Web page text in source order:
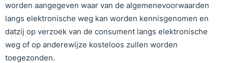
worden aangegeven waar van de algemenevoorwaarden
langs elektronische weg kan worden kennisgenomen en
datzij op verzoek van de consument langs elektronische
weg of op anderewijze kosteloos zullen worden
toegezonden.